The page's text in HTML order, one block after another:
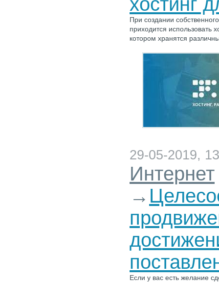
При создании
приходится использовать
котором хранятся
29-05-2019,
Интернет
→
Если у вас есть желание